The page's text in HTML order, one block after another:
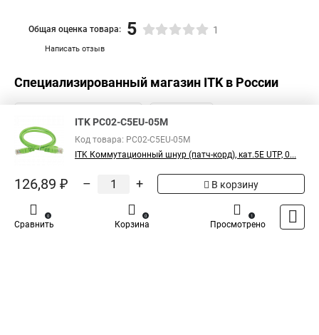
Написать отзыв
Общая оценка товара: 5 1
Специализированный магазин ITKв России
ITK PC02-C5EU-05M
Код товара: PC02-C5EU-05M
ITK Коммутационный шнур (патч-корд), кат.5Е UTP, 0...
126,89 ₽ – + В корзину
Сравнить
0
Корзина
0
Просмотрено
1